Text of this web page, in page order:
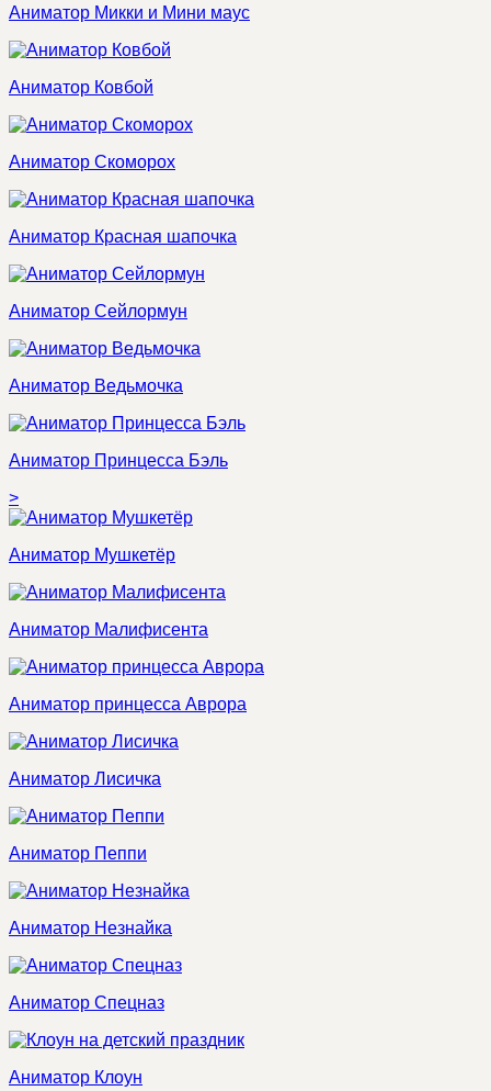
Аниматор Микки и Мини маус
Аниматор Ковбой
Аниматор Скоморох
Аниматор Красная шапочка
Аниматор Сейлормун
Аниматор Ведьмочка
Аниматор Принцесса Бэль
>
Аниматор Мушкетёр
Аниматор Малифисента
Аниматор принцесса Аврора
Аниматор Лисичка
Аниматор Пеппи
Аниматор Незнайка
Аниматор Спецназ
Аниматор Клоун